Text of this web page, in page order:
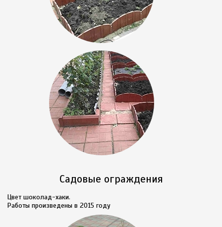
Садовые ограждения
Цвет шоколад-хаки.
Работы произведены в 2015 году